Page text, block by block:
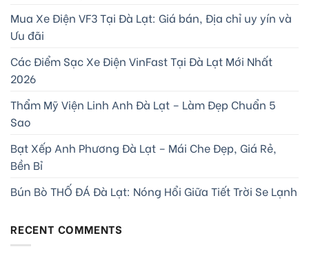
Mua Xe Điện VF3 Tại Đà Lạt: Giá bán, Địa chỉ uy yín và
Ưu đãi
Các Điểm Sạc Xe Điện VinFast Tại Đà Lạt Mới Nhất
2026
Thẩm Mỹ Viện Linh Anh Đà Lạt – Làm Đẹp Chuẩn 5
Sao
Bạt Xếp Anh Phương Đà Lạt – Mái Che Đẹp, Giá Rẻ,
Bền Bỉ
Bún Bò THỐ ĐÁ Đà Lạt: Nóng Hổi Giữa Tiết Trời Se Lạnh
RECENT COMMENTS